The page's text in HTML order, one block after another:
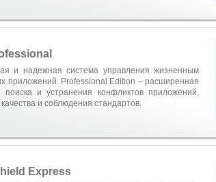
и надежная система управления жизненным
приложений. Professional Edition – расширенная
и устранения конфликтов приложений,
и соблюдения стандартов.
Express